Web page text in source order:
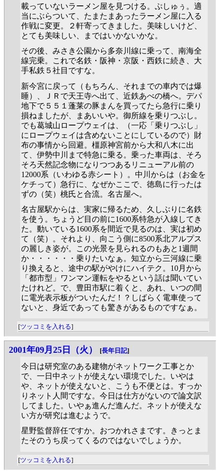
載っていないラーメン屋を見つける。ぷしゅぅ。適
当にぶらついて、たまたまあったラーメン屋に入る
作戦に変更。２軒寄ってきました。美味しいけど、
とても美味しい、まではいかないかな。
その後、みさき公園から多奈川線に乗って、南海全
線完乗。これで名鉄・阪神・京阪・西鉄に続き、大
手私鉄５社目ですな。
新今宮に戻って（もちろん、それまでの車内では爆
睡）、ＪＲで天王寺へ出て、近鉄あべの橋へ。デパ
地下で５５１蓬莱の豚まんを買ってたら急行に乗り
損ねましたが、まあいいや。御所線を乗りつぶし。
でも葛城山ロープウェイは、（一応「乗りつぶし」
にロープウェイは含めないことにしているので）財
布の事情から回避。橿原神宮前から大和八木に出
て、伊勢中川まで特急に乗る。乗った車両は、そろ
そろ天然記念物になりつつあるリニューアル前の
12000系（いわゆる赤シート）。中川からは（お金を
ケチって）急行に、なぜかここで、徳島に行ったは
ずの（笑）桃氏と合流。名古屋へ。
名古屋駅からは、実家に帰るため、久しぶりに名鉄
を使う。ちょうど目の前に1600系特急が入線してき
た。動いている1600系を間近で見るのは、実は初め
て（笑）。それより、向こう側に8500系北アルプス
の麗しき姿が。この光景を見られるのもあと1週間
か・・・・・・乗りたいなぁ。知立から三河線に乗
り換えると、途中の駅がやけにハイテク。10月から
「都市型」ワンマン運転をやるという話は聞いてい
たけれど。で、豊田市駅に着くと、あれ、いつの間
に電光表示板がついたんだ！？しばらく電車使って
ないと、身近であっても驚きがあるものですなぁ。
[ツッコミを入れる]
2001年09月25日（火） [長年日記]
今日は研究室のある建物がネットワーク工事とか
で、一日中ネットが使えない環境でした。いやは
や、ネットが使えないと、こうも不便とは。すっか
りネット人間ですな。今日は仕方がないので論文訳
してました。いやぁ進んだ進んだ。ネットが使えな
い方が研究は進むようで。
星野監督辞任ですか。おつかれさまです。きっとま
たそのうち戻ってくるのではないでしょうか。
[ツッコミを入れる]